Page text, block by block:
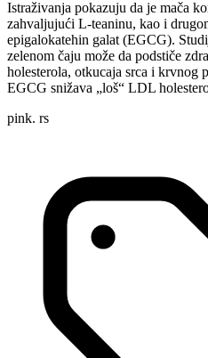
Istraživanja pokazuju da je mača
zahvaljujući L-teaninu, kao i
epigalokatehin galat (EGCG).
zelenom čaju može da podstiče
holesterola, otkucaja srca i krvnog
EGCG snižava „loš“ LDL
pink. rs